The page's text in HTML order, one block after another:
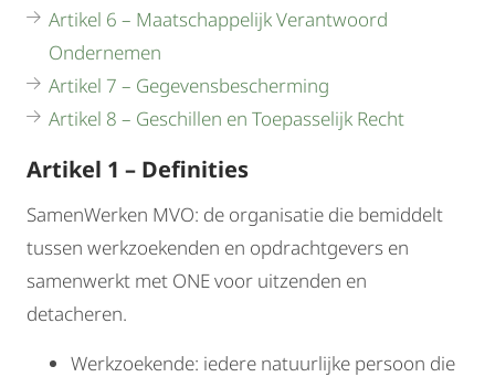
Artikel 6 – Maatschappelijk Verantwoord
Ondernemen
Artikel 7 – Gegevensbescherming
Artikel 8 – Geschillen en Toepasselijk Recht
Artikel 1 – Definities
SamenWerken MVO: de organisatie die bemiddelt
tussen werkzoekenden en opdrachtgevers en
samenwerkt met ONE voor uitzenden en
detacheren.
Werkzoekende: iedere natuurlijke persoon die